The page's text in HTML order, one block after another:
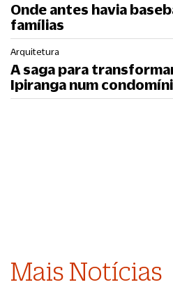
Onde antes havia
famílias
Arquitetura
A saga para
Ipiranga num
Mais Notícias